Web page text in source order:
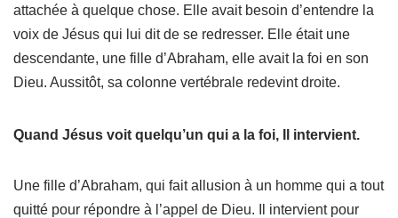
attachée à quelque chose. Elle avait besoin d’entendre la
voix de Jésus qui lui dit de se redresser. Elle était une
descendante, une fille d’Abraham, elle avait la foi en son
Dieu. Aussitôt, sa colonne vertébrale redevint droite.
Quand Jésus voit quelqu’un qui a la foi, Il intervient.
Une fille d’Abraham, qui fait allusion à un homme qui a tout
quitté pour répondre à l’appel de Dieu. Il intervient pour